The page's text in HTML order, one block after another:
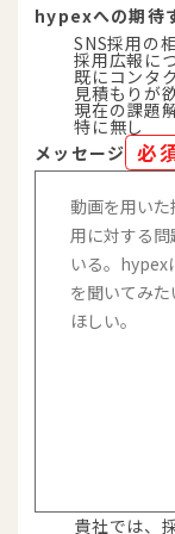
hypexへの期待
SNS採用の
採用広報に
既にコンタ
見積もりが
現在の課題
特に無し
メッセージ 必
貴社では、